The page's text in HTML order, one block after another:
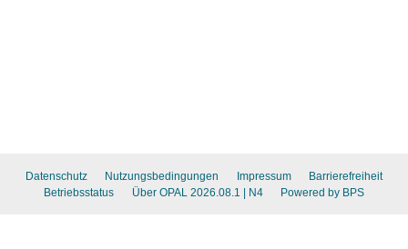
Datenschutz Nutzungsbedingungen Impressum
Barrierefreiheit
Betriebsstatus
Über OPAL 2026.08.1 | N4 Powered by BPS